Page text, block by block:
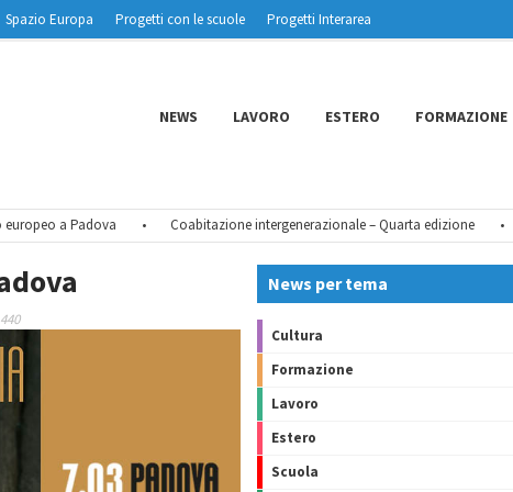
Spazio Europa Progetti con le scuole
Progetti Interarea
NEWS LAVORO ESTERO FORMAZIONE
a Padova Coabitazione intergenerazionale – Quarta edizione
News per tema
Cultura
Formazione
Lavoro
Estero
Scuola